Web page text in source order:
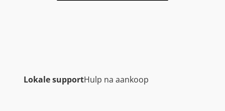
Lokale supportHulp na aankoop